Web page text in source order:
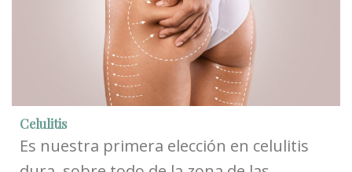
Celulitis
Es nuestra primera elección en celulitis